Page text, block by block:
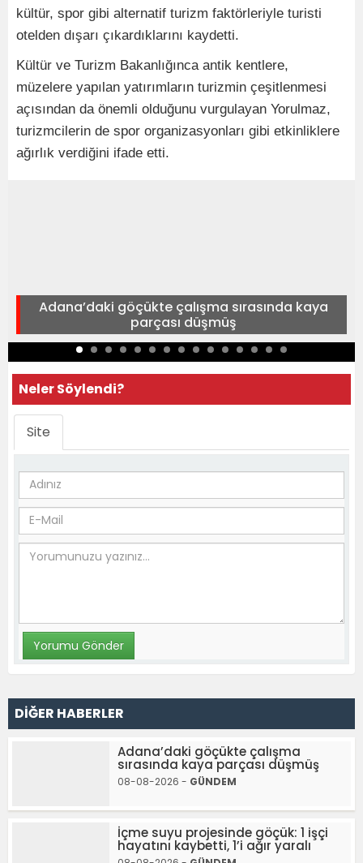
kültür, spor gibi alternatif turizm faktörleriyle turisti
otelden dışarı çıkardıklarını kaydetti.
Kültür ve Turizm Bakanlığınca antik kentlere,
müzelere yapılan yatırımların turizmin çeşitlenmesi
açısından da önemli olduğunu vurgulayan Yorulmaz,
turizmcilerin de spor organizasyonları gibi etkinliklere
ağırlık verdiğini ifade etti.
Adana’daki göçükte çalışma sırasında kaya
parçası düşmüş
Neler Söylendi?
Site
DİĞER HABERLER
Adana’daki göçükte çalışma
sırasında kaya parçası düşmüş
08-08-2026 - GÜNDEM
İçme suyu projesinde göçük: 1 işçi
hayatını kaybetti, 1’i ağır yaralı